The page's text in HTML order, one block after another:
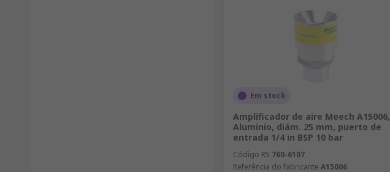
Em stock
Amplificador de aire Meech A15006,
Aluminio, diám. 25 mm, puerto de
entrada 1/4 in BSP 10 bar
Código RS 760-6107
Referência do fabricante A15006